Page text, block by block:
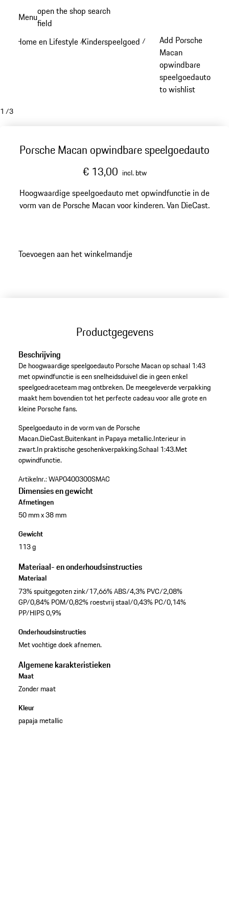
hoofdinhoud
Menuopen the shop search
field
Home en Lifestyle /Kinderspeelgoed /
Add Porsche
Macan
opwindbare
speelgoedauto
to wishlist
1 /3
Porsche Macan opwindbare speelgoedauto
€ 13,00 incl. btw
Hoogwaardige speelgoedauto met opwindfunctie in de
vorm van de Porsche Macan voor kinderen. Van DieCast.
Toevoegen aan het winkelmandje
Productgegevens
Beschrijving
De hoogwaardige speelgoedauto Porsche Macan op schaal 1:43
met opwindfunctie is een snelheidsduivel die in geen enkel
speelgoedraceteam mag ontbreken. De meegeleverde verpakking
maakt hem bovendien tot het perfecte cadeau voor alle grote en
kleine Porsche fans.
Speelgoedauto in de vorm van de Porsche
Macan.DieCast.Buitenkant in Papaya metallic.Interieur in
zwart.In praktische geschenkverpakking.Schaal 1:43.Met
opwindfunctie.
Artikelnr.:WAP0400300SMAC
Dimensies en gewicht
Afmetingen
50 mm x 38 mm
Gewicht
113 g
Materiaal- en onderhoudsinstructies
Materiaal
73% spuitgegoten zink/17,66% ABS/4,3% PVC/2,08%
GP/0,84% POM/0,82% roestvrij staal/0,43% PC/0,14%
PP/HIPS 0,9%
Onderhoudsinstructies
Met vochtige doek afnemen.
Algemene karakteristieken
Maat
Zonder maat
Kleur
papaja metallic